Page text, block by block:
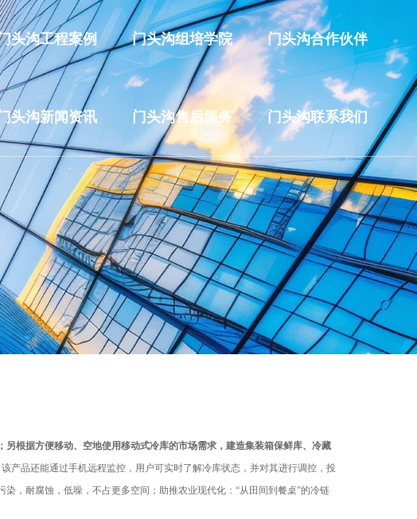
头沟工程案例 门头沟组培学院 门头沟合作伙伴
头沟新闻资讯 门头沟售后服务 门头沟联系我们
根据方便移动、空地使用移动式冷库的市场需求，建造集装箱保鲜库、冷藏
该产品还能通过手机远程监控，用户可实时了解冷库状态，并对其进行调控，投
，耐腐蚀，低噪，不占更多空间；助推农业现代化： “从田间到餐桌”的冷链